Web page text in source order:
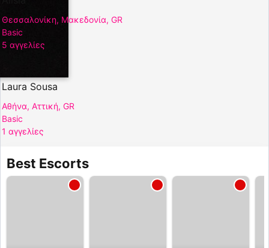
Θεσσαλονίκη, Μακεδονία, GR
Basic
5 αγγελίες
Laura Sousa
Αθήνα, Αττική, GR
Basic
1 αγγελίες
Best Escorts